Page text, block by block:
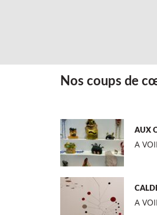
Nos coups de
AUX
A
A